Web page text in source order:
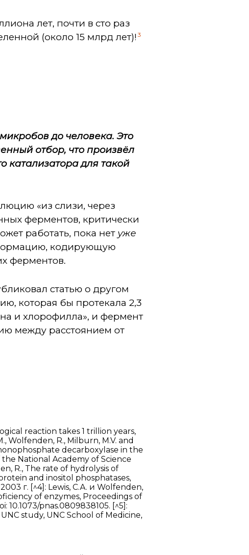
лет, почти в сто раз
(около 15 млрд лет)! 3
до человека. Это
отбор, что произвёл
катализатора для такой
«из слизи, через
ферментов, критически
работать, пока нет уже
кодирующую
ферментов.
статью о другом
которая бы протекала 2,3
и хлорофилла», и фермент
между расстоянием от
reaction takes 1 trillion years,
Wolfenden, R., Milburn, M.V. and
decarboxylase in the
National Academy of Science
R., The rate of hydrolysis of
and inositol phosphatases,
г. [^4]: Lewis, C.A. и Wolfenden,
of enzymes, Proceedings of
10.1073/pnas.0809838105. [^5]:
study, UNC School of Medicine,